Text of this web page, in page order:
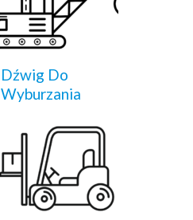
Dźwig Do
Wyburzania